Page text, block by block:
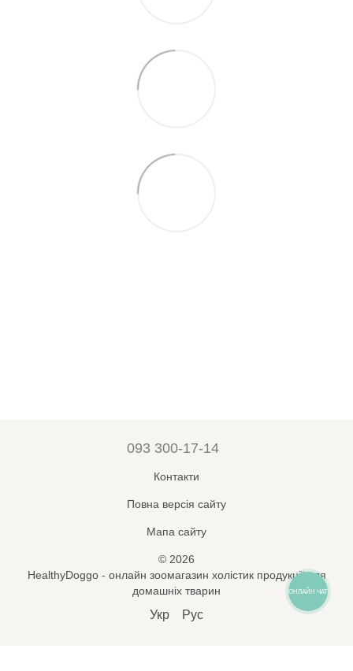
093 300-17-14
Контакти
Повна версія сайту
Мапа сайту
© 2026
HealthyDoggo - онлайн зоомагазин холістик продукції для
домашніх тварин
Укр Рус
ОНЛАЙН ЧАТ